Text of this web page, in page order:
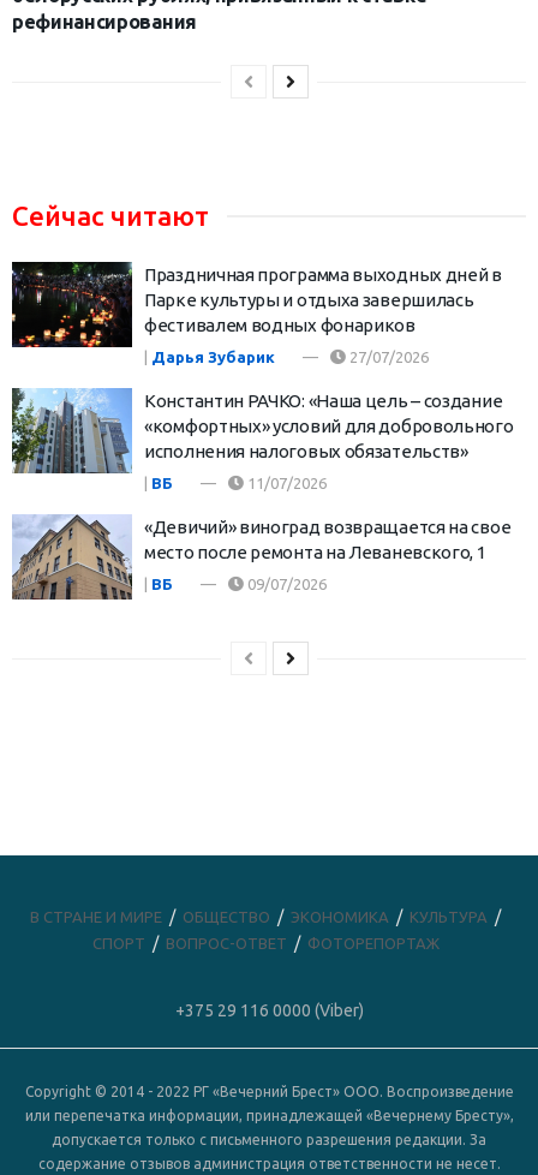
рефинансирования
Сейчас читают
Праздничная программа выходных дней в
Парке культуры и отдыха завершилась
фестивалем водных фонариков
| Дарья Зубарик 27/07/2026
Константин РАЧКО: «Наша цель – создание
«комфортных» условий для добровольного
исполнения налоговых обязательств»
| ВБ 11/07/2026
«Девичий» виноград возвращается на свое
место после ремонта на Леваневского, 1
| ВБ 09/07/2026
В СТРАНЕ И МИРЕ ОБЩЕСТВО ЭКОНОМИКА
КУЛЬТУРА
СПОРТ
ВОПРОС-ОТВЕТ ФОТОРЕПОРТАЖ
+375 29 116 0000 (Viber)
Copyright © 2014 - 2022 РГ «Вечерний Брест» ООО. Воспроизведение
или перепечатка информации, принадлежащей «Вечернему Бресту»,
допускается только с письменного разрешения редакции. За
содержание отзывов администрация ответственности не несет.